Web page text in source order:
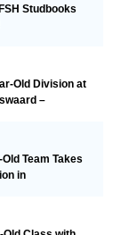
Studbooks
Old Division at
–
Team Takes
in